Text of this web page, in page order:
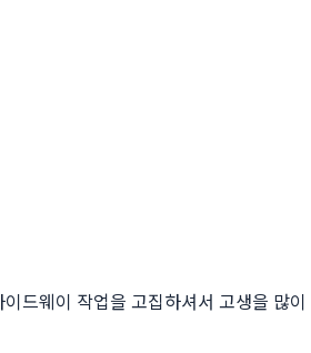
드웨이 작업을 고집하셔서 고생을 많이